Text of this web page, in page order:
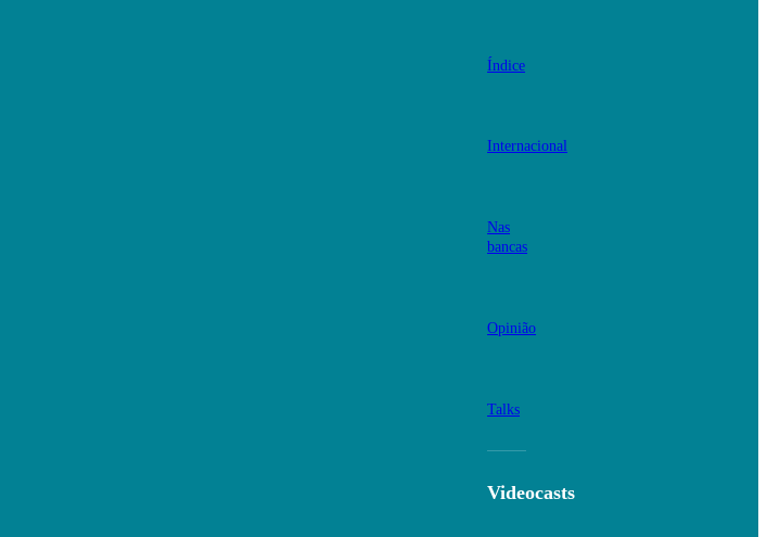
Índice
Internacional
Nas
bancas
Opinião
Talks
Videocasts